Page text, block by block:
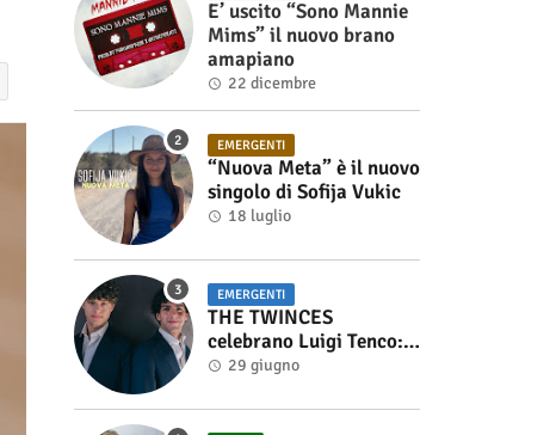
E’ uscito “Sono Mannie
Mims” il nuovo brano
amapiano
22 dicembre
EMERGENTI
“Nuova Meta” è il nuovo
singolo di Sofija Vukic
18 luglio
EMERGENTI
THE TWINCES
celebrano Luigi Tenco:
fuori singolo e video di
29 giugno